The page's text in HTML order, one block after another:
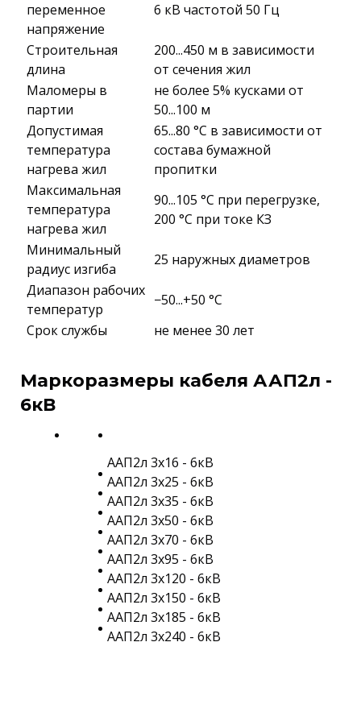
переменное
напряжение
6 кВ частотой 50 Гц
Строительная
длина
200...450 м в зависимости
от сечения жил
Маломеры в
партии
не более 5% кусками от
50...100 м
Допустимая
температура
нагрева жил
65...80 °C в зависимости от
состава бумажной
пропитки
Максимальная
температура
нагрева жил
90...105 °C при перегрузке,
200 °C при токе КЗ
Минимальный
радиус изгиба
25 наружных диаметров
Диапазон рабочих
температур
−50...+50 °C
Срок службы
не менее 30 лет
Маркоразмеры кабеля ААП2л -
6кВ
ААП2л 3х16 - 6кВ
ААП2л 3х25 - 6кВ
ААП2л 3х35 - 6кВ
ААП2л 3х50 - 6кВ
ААП2л 3х70 - 6кВ
ААП2л 3х95 - 6кВ
ААП2л 3х120 - 6кВ
ААП2л 3х150 - 6кВ
ААП2л 3х185 - 6кВ
ААП2л 3х240 - 6кВ